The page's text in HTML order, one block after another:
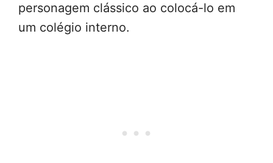
personagem clássico ao colocá-lo em
um colégio interno.